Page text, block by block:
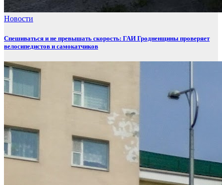
Новости
Спешиваться и не превышать скорость: ГАИ Гродненщины проверяет
велосипедистов и самокатчиков